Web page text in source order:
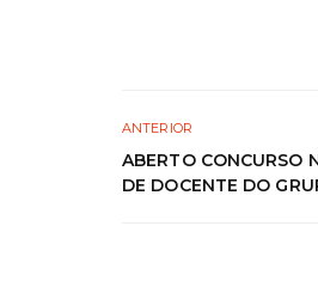
ANTERIOR
ABERTO CONCURSO
DE DOCENTE DO